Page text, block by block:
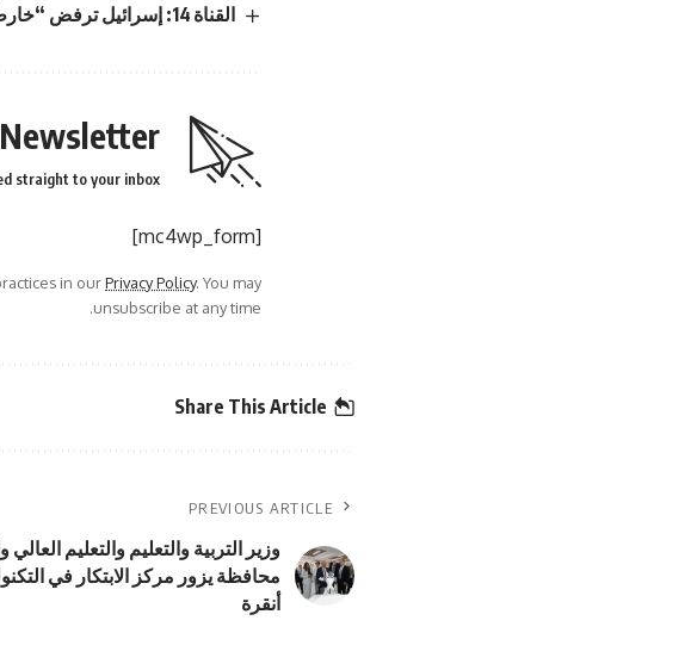
القناة 14: إسرائيل ترفض “خارطة الطريق” بشأن غزة وتبدي تحفظات على دور القوات الدولية
straight to your inbox.
[mc4wp_form]
in ourPrivacy Policy. You may
unsubscribe at any time.
Share This Article
PREVIOUS ARTICLE
وزير التربية والتعليم والتعليم
محافظة يزور مركز الابتكار في
أنقرة